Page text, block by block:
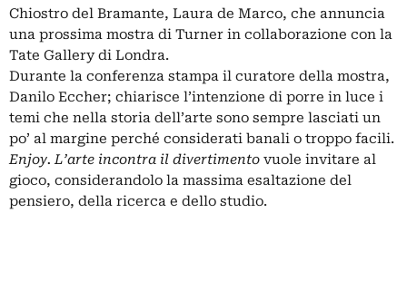
Chiostro del Bramante, Laura de Marco, che annuncia
una prossima mostra di Turner in collaborazione con la
Tate Gallery di Londra.
Durante la conferenza stampa il curatore della mostra,
Danilo Eccher; chiarisce l’intenzione di porre in luce i
temi che nella storia dell’arte sono sempre lasciati un
po’ al margine perché considerati banali o troppo facili.
Enjoy. L’arte incontra il divertimento vuole invitare al
gioco, considerandolo la massima esaltazione del
pensiero, della ricerca e dello studio.